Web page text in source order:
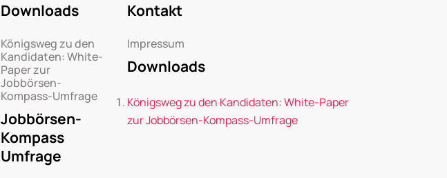
Downloads
Königsweg zu den
Kandidaten: White-
Paper zur
Jobbörsen-
Kompass-Umfrage
Jobbörsen-
Kompass
Umfrage
Kontakt
Impressum
Downloads
Königsweg zu den Kandidaten: White-Paper
zur Jobbörsen-Kompass-Umfrage